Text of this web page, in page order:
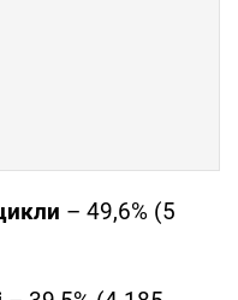
– 49,6% (5